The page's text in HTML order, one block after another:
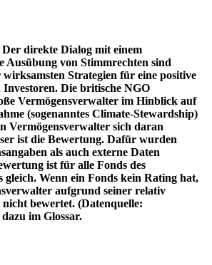
Der direkte Dialog mit einem
Ausübung von Stimmrechten sind
wirksamsten Strategien für eine positive
Die britische NGO
Vermögensverwalter im Hinblick auf
(sogenanntes Climate-Stewardship)
Vermögensverwalter sich daran
ist die Bewertung. Dafür wurden
als auch externe Daten
ist für alle Fonds des
gleich. Wenn ein Fonds kein Rating hat,
aufgrund seiner relativ
bewertet. (Datenquelle:
im Glossar.